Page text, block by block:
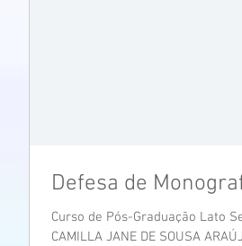
Defesa de
Curso de Pós-Graduação Lato
CAMILLA JANE DE SOUSA